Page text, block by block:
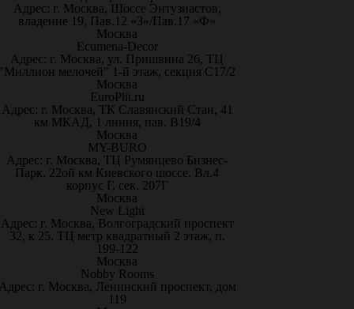
Адрес: г. Москва, Шоссе Энтузиастов,
владение 19, Пав.12 «З»/Пав.17 «Ф»
Москва
Ecumena-Decor
Адрес: г. Москва, ул. Пришвина 26, ТЦ
мелочей" 1-й этаж, секция С17/2
Москва
EuroPlit.ru
Адрес: г. Москва, ТК Славянский Стан, 41
км МКАД, 1 линия, пав. В19/4
Москва
MY-BURO
Адрес: г. Москва, ТЦ Румянцево Бизнес-
Парк. 22ой км Киевского шоссе. Вл.4
корпус Г, сек. 207Г
Москва
New Light
Адрес: г. Москва, Волгоградский проспект
32, к 25. ТЦ метр квадратный 2 этаж, п.
199-122
Москва
Nobby Rooms
г. Москва, Ленинский проспект, дом
119